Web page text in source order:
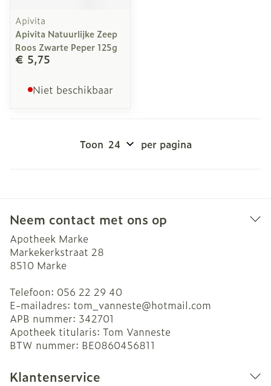
Apivita
Apivita Natuurlijke Zeep
Roos Zwarte Peper 125g
€ 5,75
Niet beschikbaar
Toon per pagina
Neem contact met ons op
Apotheek Marke
Markekerkstraat 28
8510 Marke
Telefoon: 056 22 29 40
E-mailadres: tom_vanneste@hotmail.com
APB nummer: 342701
Apotheek titularis: Tom Vanneste
BTW nummer: BE0860456811
Klantenservice